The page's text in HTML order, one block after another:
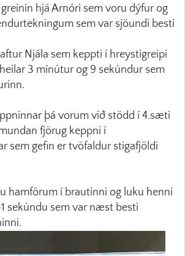
hjá Arnóri sem voru dýfur og
sem var sjöundi besti
Njála sem keppti í hreystigreipi
3 mínútur og 9 sekúndur sem
þá vorum við stödd í 4.sæti
fjörug keppni í
sem gefin er tvöfaldur stigafjöldi
hamförum í brautinni og luku henni
sekúndu sem var næst besti